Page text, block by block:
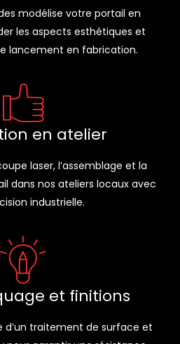
modélise votre portail en
les aspects esthétiques et
lancement en fabrication.
en atelier
laser, l’assemblage et la
dans nos ateliers locaux avec
industrielle.
et finitions
d’un traitement de surface et